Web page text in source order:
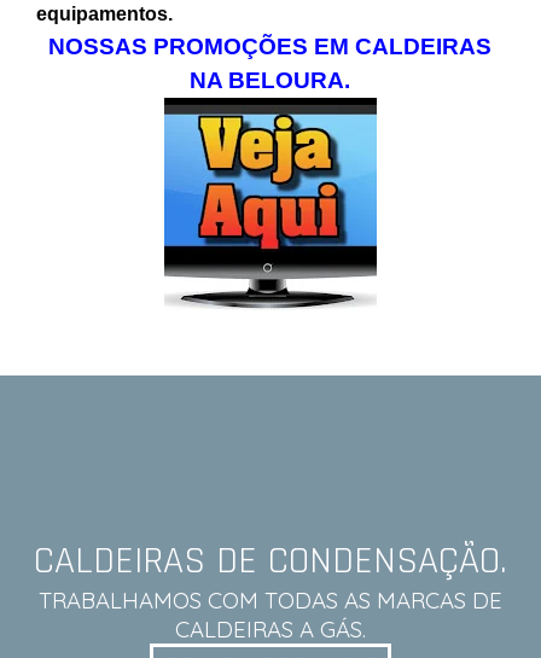
equipamentos.
NOSSAS PROMOÇÕES EM CALDEIRAS
NA BELOURA.
CALDEIRAS DE CONDENSAÇÃO.
TRABALHAMOS COM TODAS AS MARCAS DE
CALDEIRAS A GÁS.